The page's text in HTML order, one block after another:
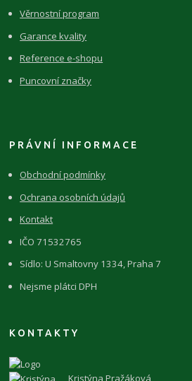
Věrnostní program
Garance kvality
Reference e-shopu
Puncovní značky
PRÁVNÍ INFORMACE
Obchodní podmínky
Ochrana osobních údajů
Kontakt
IČO 71532765
Sídlo: U Smaltovny 1334, Praha 7
Nejsme plátci DPH
KONTAKTY
Kristýna Pražáková